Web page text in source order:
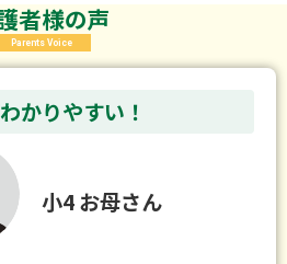
者様の声
Parents Voice
かりやすい！
小4 お母さん